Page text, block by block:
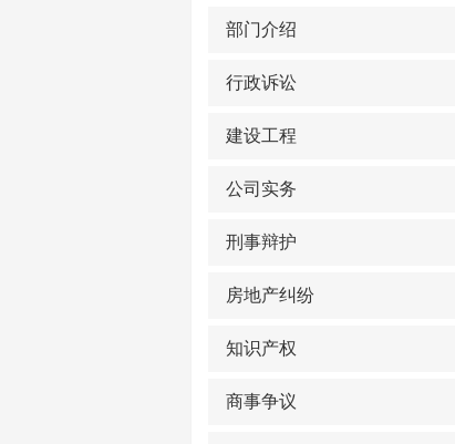
部门介绍
行政诉讼
建设工程
公司实务
刑事辩护
房地产纠纷
知识产权
商事争议